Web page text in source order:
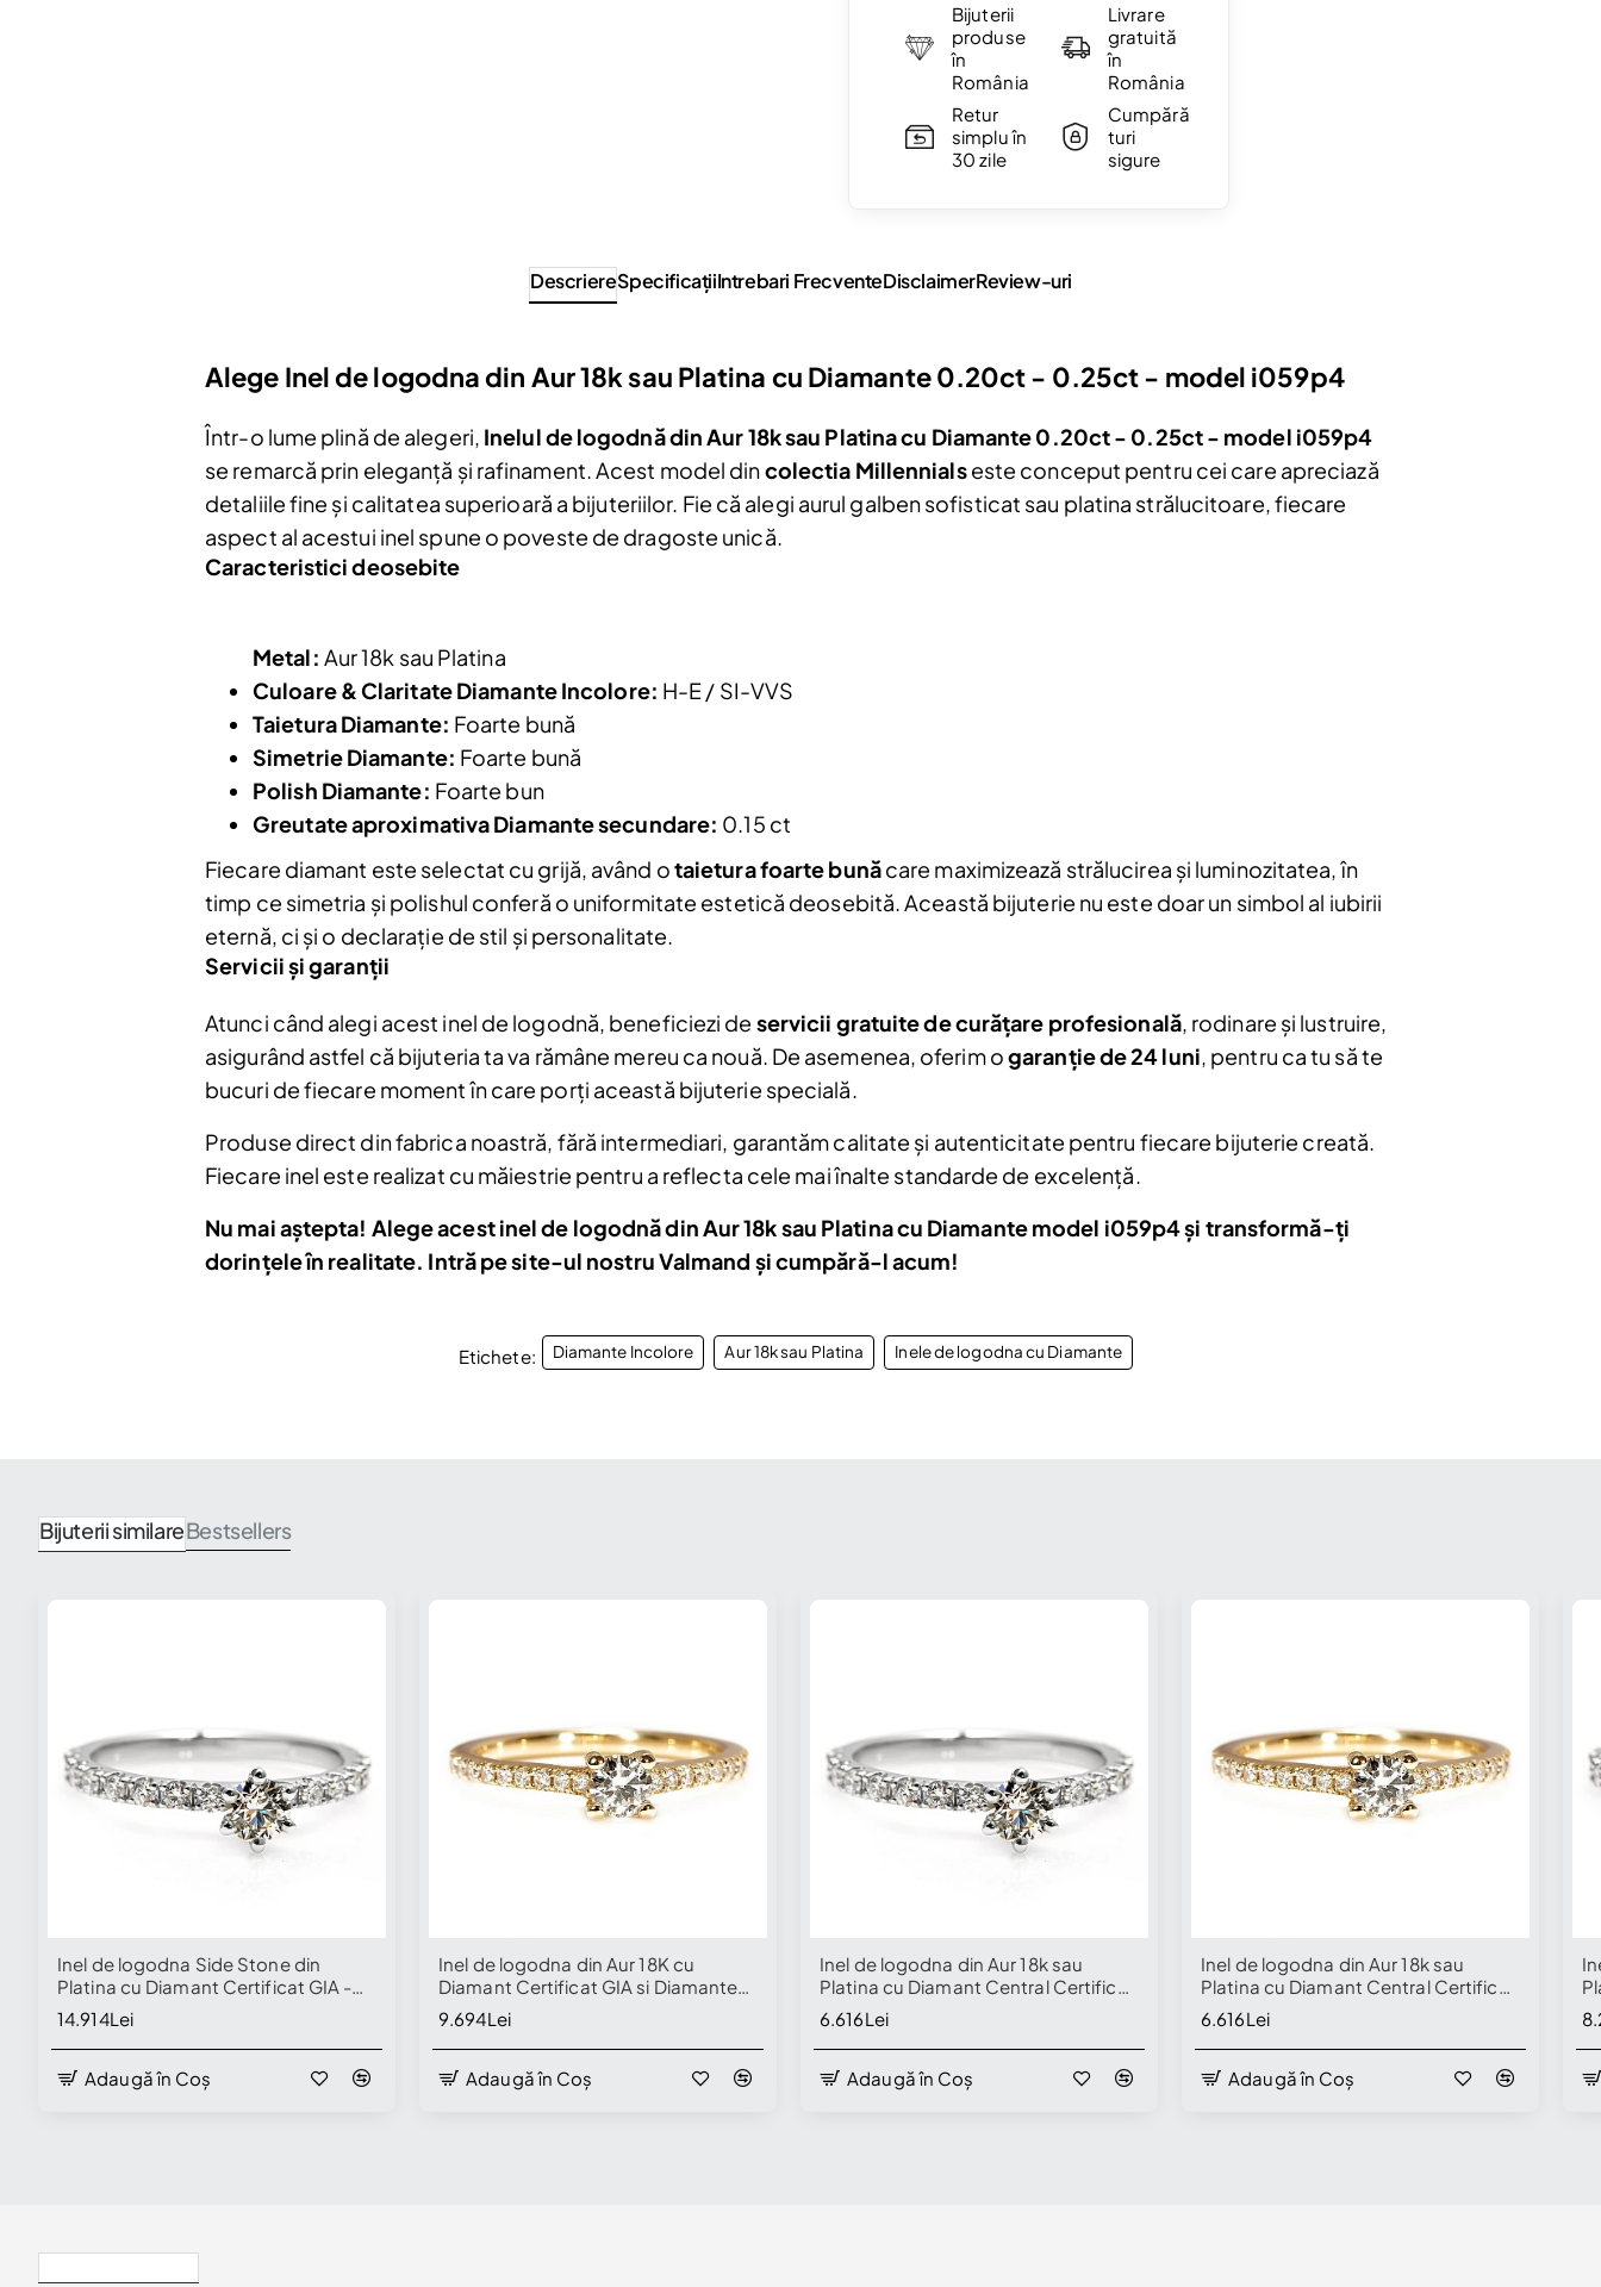
Nu mai afișa.
Bijuterii
produse
în
România
Livrare
gratuită
în
România
Retur
simplu în
30 zile
Cumpără
turi
sigure
DescriereSpecificaţiiIntrebari FrecventeDisclaimerReview-uri
Alege Inel de logodna din Aur 18k sau Platina cu Diamante 0.20ct - 0.25ct - model i059p4
Într-o lume plină de alegeri, Inelul de logodnă din Aur 18k sau Platina cu Diamante 0.20ct - 0.25ct - model i059p4
se remarcă prin eleganță și rafinament. Acest model dincolectia Millennialseste conceput pentru cei care apreciază
detaliile fine și calitatea superioară a bijuteriilor. Fie că alegi aurul galben sofisticat sau platina strălucitoare, fiecare
aspect al acestui inel spune o poveste de dragoste unică.
Caracteristici deosebite
Metal: Aur 18k sau Platina
Culoare & Claritate Diamante Incolore: H-E / SI-VVS
Taietura Diamante: Foarte bună
Simetrie Diamante: Foarte bună
Polish Diamante: Foarte bun
Greutate aproximativa Diamante secundare: 0.15 ct
Fiecare diamant este selectat cu grijă, având otaietura foarte bunăcare maximizează strălucirea și luminozitatea, în
timp ce simetria și polishul conferă o uniformitate estetică deosebită. Această bijuterie nu este doar un simbol al iubirii
eternă, ci și o declarație de stil și personalitate.
Servicii și garanții
Atunci când alegi acest inel de logodnă, beneficiezi de servicii gratuite de curățare profesională, rodinare și lustruire,
asigurând astfel că bijuteria ta va rămâne mereu ca nouă. De asemenea, oferim ogaranție de 24 luni, pentru ca tu să te
bucuri de fiecare moment în care porți această bijuterie specială.
Produse direct din fabrica noastră, fără intermediari, garantăm calitate și autenticitate pentru fiecare bijuterie creată.
Fiecare inel este realizat cu măiestrie pentru a reflecta cele mai înalte standarde de excelență.
Nu mai aștepta! Alege acest inel de logodnă din Aur 18k sau Platina cu Diamante model i059p4 și transformă-ți
dorințele în realitate. Intră pe site-ul nostru Valmand și cumpără-l acum!
Etichete: Diamante Incolore Aur 18k sau Platina Inele de logodna cu Diamante
Bijuterii similareBestsellers
Inel de logodna Side Stone din
Platina cu Diamant Certificat GIA -
model i059
14.914Lei
Adaugă în Coș
Inel de logodna din Aur 18K cu
Diamant Certificat GIA si Diamante
secundare - model i059p4
9.694Lei
Adaugă în Coș
Inel de logodna din Aur 18k sau
Platina cu Diamant Central Certificat
GIA 0.30ct sau 0.40ct si Diamante
secundare - model i059
6.616Lei
Adaugă în Coș
Inel de logodna din Aur 18k sau
Platina cu Diamant Central Certificat
GIA 0.30ct sau 0.40ct si Diamante
secundare - model i059p4
6.616Lei
Adaugă în Coș